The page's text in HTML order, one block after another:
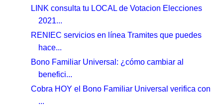
LINK consulta tu LOCAL de Votacion Elecciones
2021...
RENIEC servicios en línea Tramites que puedes
hace...
Bono Familiar Universal: ¿cómo cambiar al
benefici...
Cobra HOY el Bono Familiar Universal verifica con
...